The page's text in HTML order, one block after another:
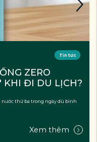
Tin tức
ZERO
KHI ĐI DU LỊCH?
nước thứ ba trong ngày dù bình
Xem thêm